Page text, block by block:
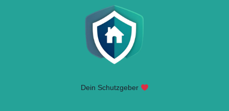
Dein Schutzgeber